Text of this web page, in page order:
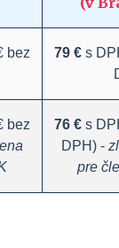
bez
79 € s
bez
76 € s
DPH) -
pre